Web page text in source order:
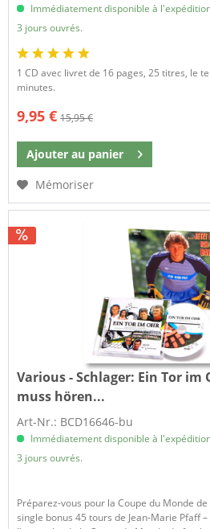
Immédiatement disponible à
3 jours ouvrés.
1 CD avec livret de 16 pages, 25 titres, le
minutes.
9,95 € 15,95 €
Ajouter au panier
Mémoriser
Various - Schlager: Ein Tor im
muss hören...
Art-Nr.: BCD16646-bu
Immédiatement disponible à
3 jours ouvrés.
Préparez-vous pour la Coupe du Monde
single bonus 45 tours de Jean-Marie Pfaff